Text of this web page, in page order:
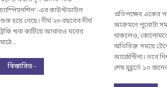
চ্যাম্পিয়নশিপ'-এর কাউন্টডাউন
শুরু হয়ে গেছে। দীর্ঘ ২৩ বছরের দীর্ঘ
ট্রফি খরা কাটিয়ে আবারও ঘরের
মাঠে...
বিস্তারিত -
প্রতিপক্ষের একের
আক্রমণে পুরোটা
থাকলেও, কোনোমতে
অতিরিক্ত সময়ে
আর্জেন্টিনা। তবে
শেষ মুহূর্তে ১০